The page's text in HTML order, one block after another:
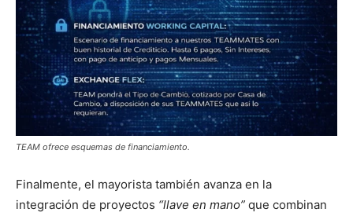
TEAM ofrece esquemas de financiamiento.
Finalmente, el mayorista también avanza en la
integración de proyectos “llave en mano” que combinan